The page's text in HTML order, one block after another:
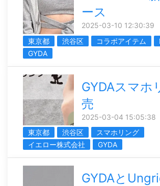
ース
2025-03-10 12:30:39
東京都
渋谷区 コラボアイテム
GYDA
GYDAスマホ
売
2025-03-04 15:05:38
東京都
渋谷区
スマホリング
イエロー株式会社
GYDA
GYDAと